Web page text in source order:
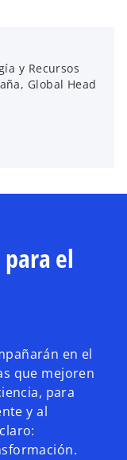
y Recursos
Global Head
el
en el
que mejoren
para
y al